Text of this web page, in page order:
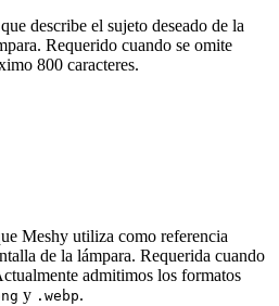
describe el sujeto deseado de la
Requerido cuando se omite
800 caracteres.
Meshy utiliza como referencia
de la lámpara. Requerida cuando
admitimos los formatos
y .webp.